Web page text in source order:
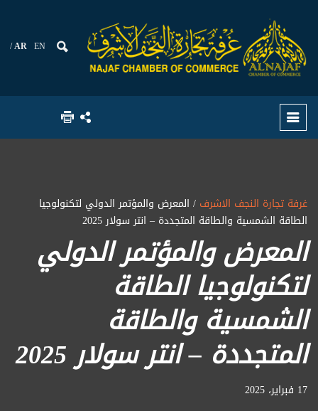
AR EN
غرفة تجارة النجف الاشرف / المعرض والمؤتمر الدولي لتكنولوجيا
الطاقة الشمسية والطاقة المتجددة – انتر سولار 2025
المعرض والمؤتمر الدولي
لتكنولوجيا الطاقة
الشمسية والطاقة
المتجددة – انتر سولار 2025
17 فبراير، 2025